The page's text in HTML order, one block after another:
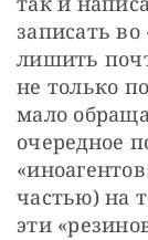
записать во
лишить
не только
мало
очередное
частью) на
эти